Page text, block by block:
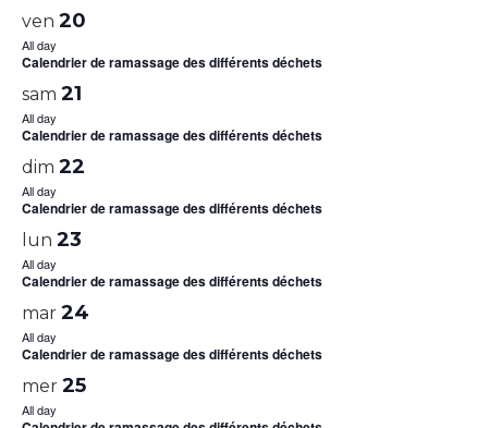
ven 20
All day
Calendrier de ramassage des différents déchets
sam 21
All day
Calendrier de ramassage des différents déchets
dim 22
All day
Calendrier de ramassage des différents déchets
lun 23
All day
Calendrier de ramassage des différents déchets
mar 24
All day
Calendrier de ramassage des différents déchets
mer 25
All day